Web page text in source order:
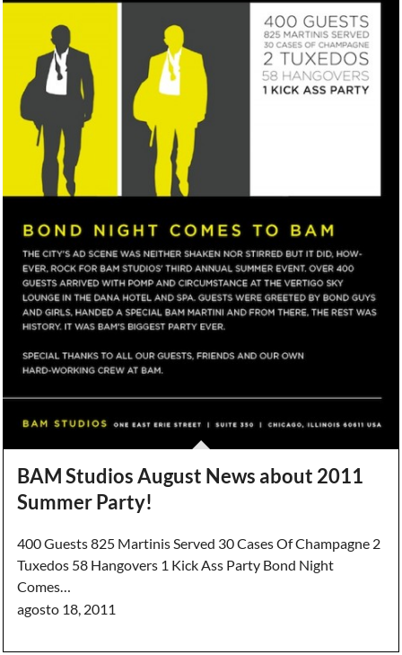
BAM Studios August News about 2011
Summer Party!
400 Guests 825 Martinis Served 30 Cases Of Champagne 2
Tuxedos 58 Hangovers 1 Kick Ass Party Bond Night
Comes…
agosto 18, 2011